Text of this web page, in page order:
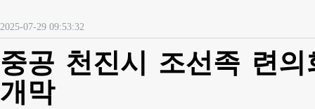
2025-07-29 09:53:32
중공 천진시 조선족 련
개막